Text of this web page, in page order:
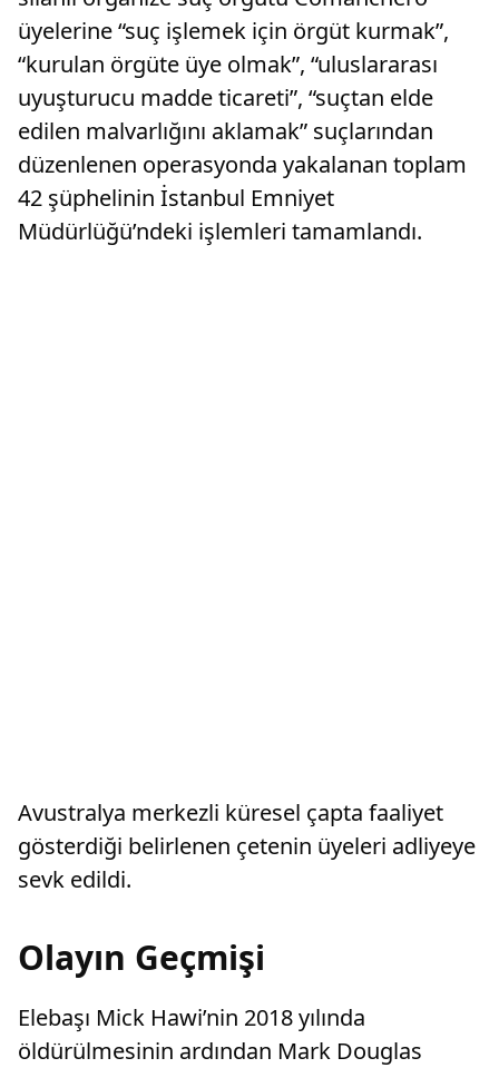
üyelerine “suç işlemek için örgüt kurmak”,
“kurulan örgüte üye olmak”, “uluslararası
uyuşturucu madde ticareti”, “suçtan elde
edilen malvarlığını aklamak” suçlarından
düzenlenen operasyonda yakalanan toplam
42 şüphelinin İstanbul Emniyet
Müdürlüğü’ndeki işlemleri tamamlandı.
Avustralya merkezli küresel çapta faaliyet
gösterdiği belirlenen çetenin üyeleri adliyeye
sevk edildi.
Olayın Geçmişi
Elebaşı Mick Hawi’nin 2018 yılında
öldürülmesinin ardından Mark Douglas